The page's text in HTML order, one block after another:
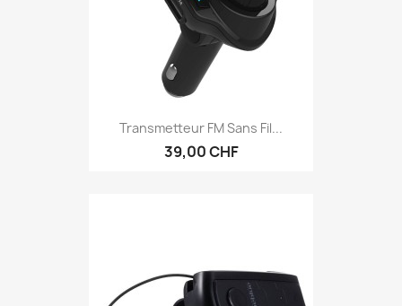
Transmetteur FM Sans Fil...
39,00 CHF